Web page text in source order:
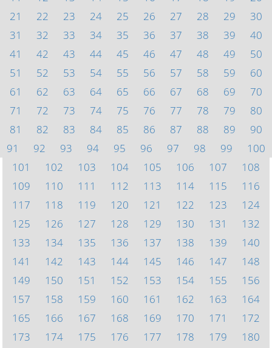
21
22 23 24 25 26 27 28 29
30
31
32 33 34 35 36 37 38 39
40
41
42 43 44 45 46 47 48 49
50
51
52 53 54 55 56 57 58 59
60
61
62 63 64 65 66 67 68 69
70
71
72 73 74 75 76 77 78 79
80
81
82 83 84 85 86 87 88 89
90
91
92 93 94 95 96 97 98 99
100
101
102 103 104 105 106 107
108
109
110 111 112 113 114 115
116
117
118 119 120 121 122 123
124
125
126 127 128 129 130 131
132
133
134 135 136 137 138 139
140
141
142 143 144 145 146 147
148
149
150 151 152 153 154 155
156
157
158 159 160 161 162 163
164
165
166 167 168 169 170 171
172
173
174 175 176 177 178 179
180